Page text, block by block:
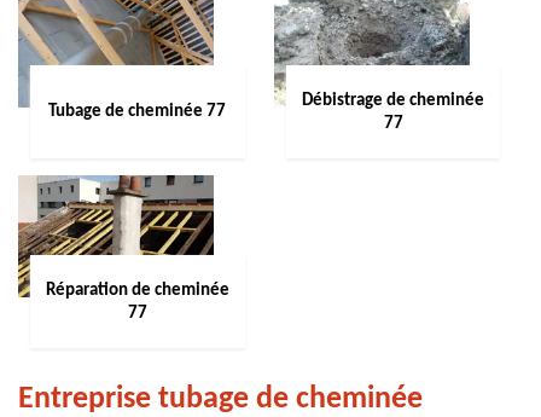
Tubage de cheminée 77
Débistrage de cheminée
77
Réparation de cheminée
77
Entreprise tubage de cheminée